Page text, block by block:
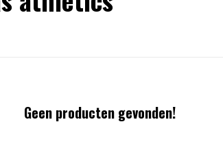
Geen producten gevonden!